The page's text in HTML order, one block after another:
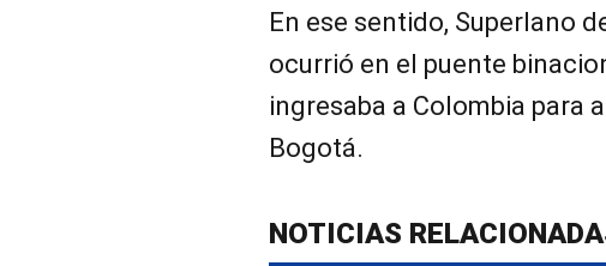
En ese sentido, Superlano
ocurrió en el puente
ingresaba a Colombia para
Bogotá.
NOTICIAS